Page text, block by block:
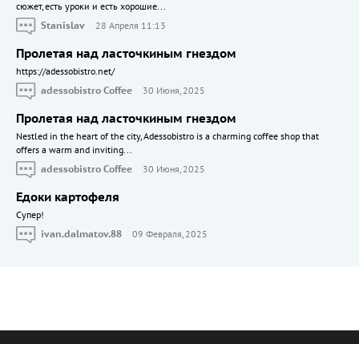
сюжет, есть уроки и есть хорошие...
Stanislav
28 Апреля 11:13
Пролетая над ласточкиным гнездом
https://adessobistro.net/
adessobistro Coffee
30 Июня, 2025
Пролетая над ласточкиным гнездом
Nestled in the heart of the city, Adessobistro is a charming coffee shop that
offers a warm and inviting...
adessobistro Coffee
30 Июня, 2025
Едоки картофеля
Cупер!
ivan.dalmatov.88
09 Февраля, 2025